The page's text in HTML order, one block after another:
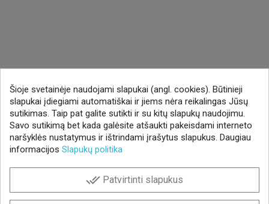
Šioje svetainėje naudojami slapukai (angl. cookies). Būtinieji
slapukai įdiegiami automatiškai ir jiems nėra reikalingas Jūsų
sutikimas. Taip pat galite sutikti ir su kitų slapukų naudojimu.
Savo sutikimą bet kada galėsite atšaukti pakeisdami interneto
naršyklės nustatymus ir ištrindami įrašytus slapukus. Daugiau
informacijos Slapukų politika
done_all Patvirtinti slapukus